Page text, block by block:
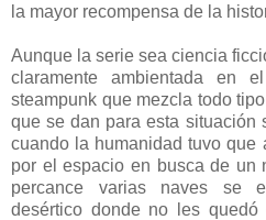
la mayor recompensa de la
Aunque la serie sea ciencia
claramente ambientada en
steampunk que mezcla todo
que se dan para esta situación
cuando la humanidad tuvo que
por el espacio en busca de un
percance varias naves se
desértico donde no les quedó